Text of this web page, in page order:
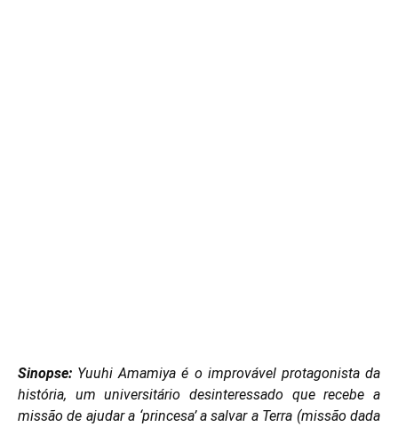
Sinopse: Yuuhi Amamiya é o improvável protagonista da
história, um universitário desinteressado que recebe a
missão de ajudar a ‘princesa’ a salvar a Terra (missão dada